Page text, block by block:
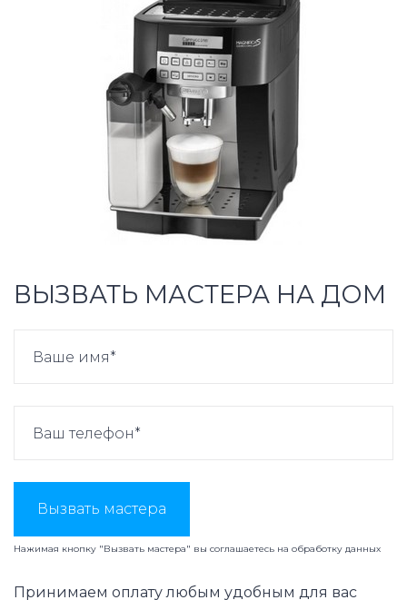
ВЫЗВАТЬ МАСТЕРА НА ДОМ
Вызвать мастера
Нажимая кнопку "Вызвать мастера" вы соглашаетесь на обработку данных
Принимаем оплату любым удобным для вас